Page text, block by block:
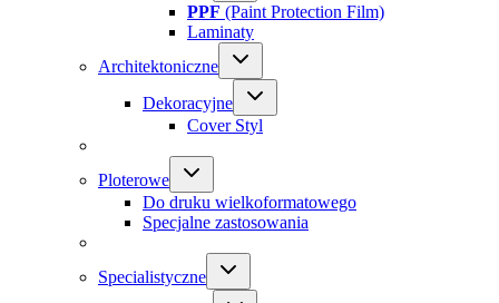
PPF (Paint Protection Film)
Laminaty
Architektoniczne
Dekoracyjne
Cover Styl
Ploterowe
Do druku wielkoformatowego
Specjalne zastosowania
Specialistyczne